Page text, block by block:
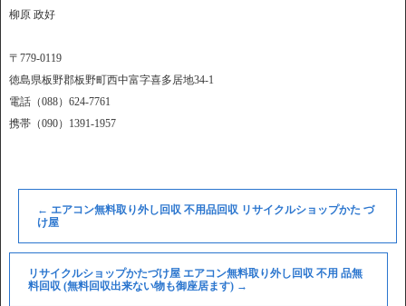
柳原 政好
〒779-0119
徳島県板野郡板野町西中富字喜多居地34-1
電話（088）624-7761
携帯（090）1391-1957
← エアコン無料取り外し回収 不用品回収 リサイクルショップかた づ
け屋
リサイクルショップかたづけ屋 エアコン無料取り外し回収 不用 品無
料回収 (無料回収出来ない物も御座居ます) →